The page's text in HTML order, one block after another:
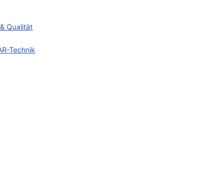
Qualität
Technik